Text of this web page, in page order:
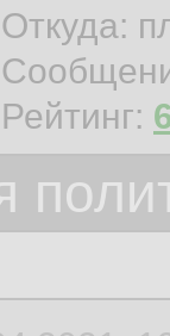
Откуда:
Рейтинг: